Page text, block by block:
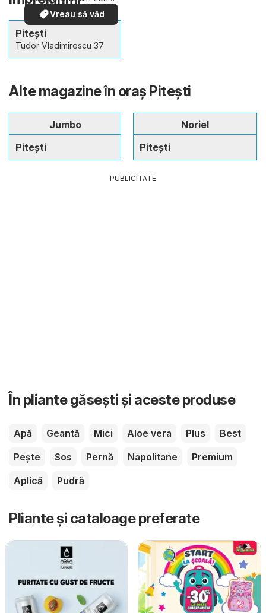
dumneavoastră
Vreau să văd
Pitești
Tudor Vladimirescu 37
Alte magazine în oraş Pitești
Jumbo
Pitești
Noriel
Pitești
PUBLICITATE
În pliante găsești și aceste produse
Apă Geantă Mici Aloe vera Plus
Best
Pește
Sos Pernă Napolitane
Premium
Aplică
Pudră
Pliante și cataloage preferate